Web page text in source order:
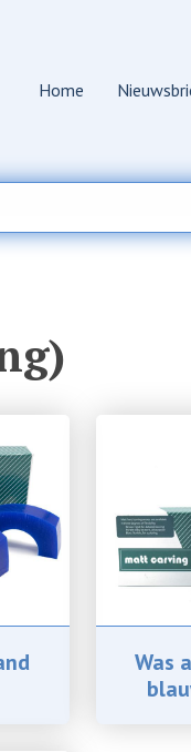
Home
Was